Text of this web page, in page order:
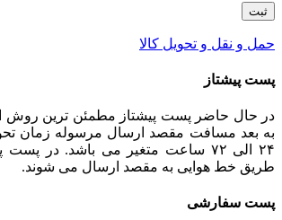
حمل و نقل و تحویل کالا
پست پیشتاز
در حال حاضر پست پیشتاز مطمئن ترین روش
به بعد مسافت مقصد ارسال مرسوله زمان
۲۴ الی ۷۲ ساعت متغیر می باشد. در
طریق خط هوایی به مقصد ارسال می شوند.
پست سفارشی